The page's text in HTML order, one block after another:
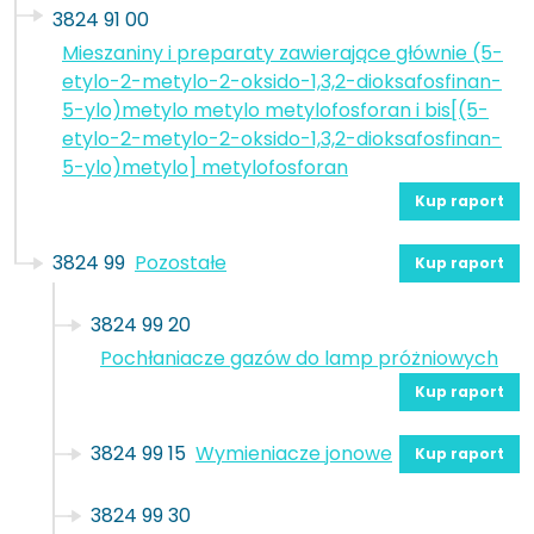
3824 91 00
Mieszaniny i preparaty zawierające głównie (5-
etylo-2-metylo-2-oksido-1,3,2-dioksafosfinan-
5-ylo)metylo metylo metylofosforan i bis[(5-
etylo-2-metylo-2-oksido-1,3,2-dioksafosfinan-
5-ylo)metylo] metylofosforan
Kup raport
3824 99 Pozostałe Kup raport
3824 99 20
Pochłaniacze gazów do lamp próżniowych
Kup raport
3824 99 15 Wymieniacze jonowe Kup raport
3824 99 30